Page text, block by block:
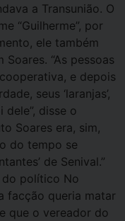
a Transunião. O
“Guilherme”, por
ele também
“As pessoas
e depois
seus ‘laranjas’,
disse o
Soares era, sim,
do tempo se
de Senival.”
do político No
facção queria matar
que o vereador do